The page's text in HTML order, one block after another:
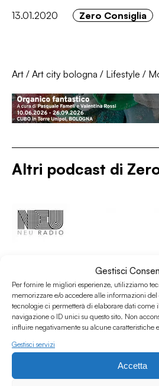
Gestisci
Per fornire le migliori esperienze, utilizziamo
memorizzare e/o accedere alle informazioni del
tecnologie ci permetterà di elaborare dati come
navigazione o ID unici su questo sito. Non
influire negativamente su alcune caratteristiche
Gestisci servizi
Accetta
13.01.2020 Zero Consiglia
Art / Art city bologna / Lifestyle /
Altri podcast di